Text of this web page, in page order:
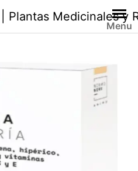
Plantas Medicinales y
Menu